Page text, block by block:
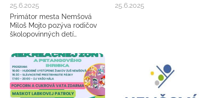
25.6.2025
Primátor mesta Nemšová
Miloš Mojto pozýva rodičov
školopovinných detí…
25.6.2025